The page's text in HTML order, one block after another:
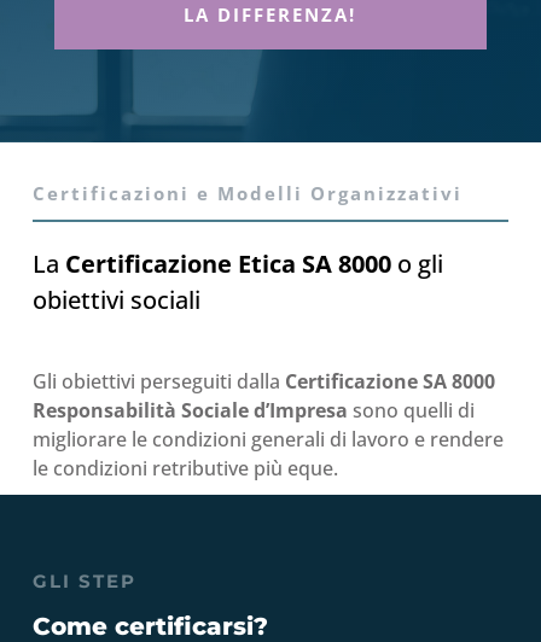
LA DIFFERENZA!
Certificazioni e Modelli Organizzativi
La Certificazione Etica SA 8000o gli
obiettivi sociali
Gli obiettivi perseguiti dalla Certificazione SA 8000
Responsabilità Sociale d’Impresa sono quelli di
migliorare le condizioni generali di lavoro e rendere
le condizioni retributive più eque.
GLI STEP
Come certificarsi?